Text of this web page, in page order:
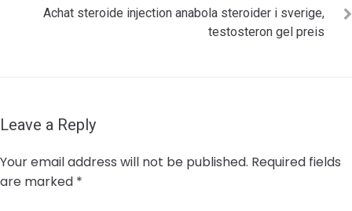
Achat steroide injection anabola steroider i sverige,
testosteron gel preis
Leave a Reply
Your email address will not be published. Required fields
are marked *